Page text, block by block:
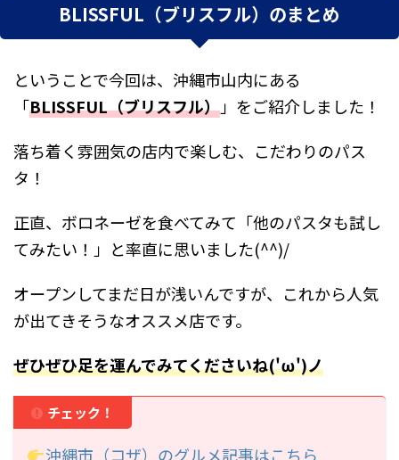
BLISSFUL（ブリスフル）のまとめ
ということで今回は、沖縄市山内にある
「BLISSFUL（ブリスフル）」をご紹介しました！
落ち着く雰囲気の店内で楽しむ、こだわりのパス
タ！
正直、ボロネーゼを食べてみて「他のパスタも試し
てみたい！」と率直に思いました(^^)/
オープンしてまだ日が浅いんですが、これから人気
が出てきそうなオススメ店です。
ぜひぜひ足を運んでみてくださいね('ω')ノ
チェック！
沖縄市（コザ）のグルメ記事はこちら